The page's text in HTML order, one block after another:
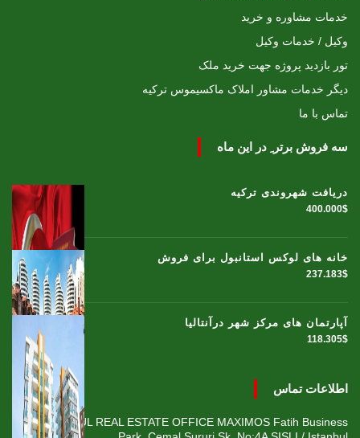
خدمات مشاوره و خرید
وکیل / خدمات وکیل
تور بازدید پروژه جهت خرید ملک
دیگر خدمات مشاور املاک ماکسیموس ترکیه
تماس با ما
سه فروش برتر ِ در این ماه
دریافت شهروندی ترکیه
400.000$
خانه های لوکس استانبول برای فروش
237.183$
آپارتمان های مرکز شهر درآنتالیا
118.305$
اطلاعات تماس
ISTANBUL REAL ESTATE OFFICE MAXIMOS Fatih Business